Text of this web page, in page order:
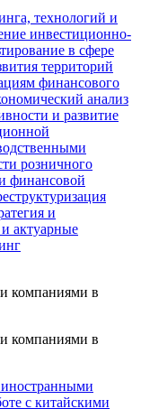
технологий и
инвестиционно-
в сфере
территорий
финансового
анализ
и развитие
розничного
финансовой
и
актуарные
компаниями в
компаниями в
иностранными
с китайскими